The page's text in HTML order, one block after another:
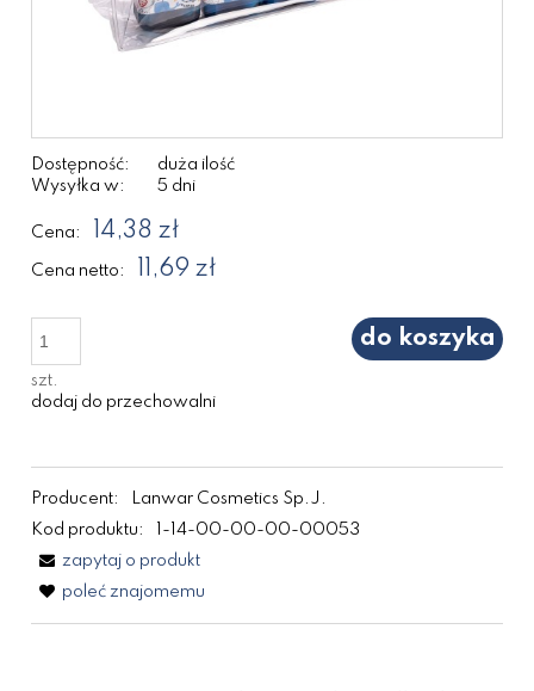
Dostępność:
duża ilość
Wysyłka w:
5 dni
Cena: 14,38 zł
Cena netto: 11,69 zł
szt.
do koszyka
dodaj do przechowalni
Producent:
Lanwar Cosmetics Sp.J.
Kod produktu:
1-14-00-00-00-00053
zapytaj o produkt
poleć znajomemu